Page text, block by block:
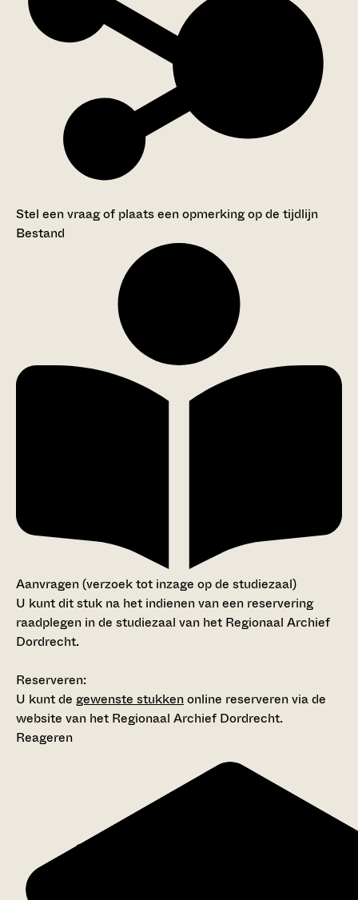
Stel een vraag of plaats een opmerking op de tijdlijn
Bestand
Aanvragen (verzoek tot inzage op de studiezaal)
U kunt dit stuk na het indienen van een reservering
raadplegen in de studiezaal van het Regionaal Archief
Dordrecht.
Reserveren:
U kunt de gewenste stukkenonline reserveren via de
website van het Regionaal Archief Dordrecht.
Reageren